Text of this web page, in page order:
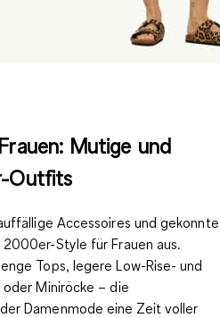
Mutige und
Outfits
Accessoires und
Style für Frauen aus.
Tops, legere Low-Rise- und
Miniröcke – die
Damenmode eine Zeit voller